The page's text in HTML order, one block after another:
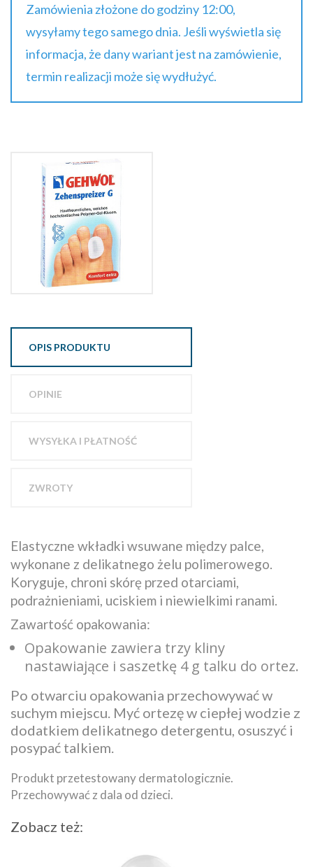
Zamówienia złożone do godziny 12:00,
wysyłamy tego samego dnia. Jeśli wyświetla się
informacja, że dany wariant jest na zamówienie,
termin realizacji może się wydłużyć.
OPIS PRODUKTU
OPINIE
WYSYŁKA I PŁATNOŚĆ
ZWROTY
Elastyczne wkładki wsuwane między palce,
wykonane z delikatnego żelu polimerowego.
Koryguje, chroni skórę przed otarciami,
podrażnieniami, uciskiem i niewielkimi ranami.
Zawartość opakowania:
Opakowanie zawiera trzy kliny
nastawiające i saszetkę 4 g talku do ortez.
Po otwarciu opakowania przechowywać w
suchym miejscu. Myć ortezę w ciepłej wodzie z
dodatkiem delikatnego detergentu, osuszyć i
posypać talkiem.
Produkt przetestowany dermatologicznie.
Przechowywać z dala od dzieci.
Zobacz też: